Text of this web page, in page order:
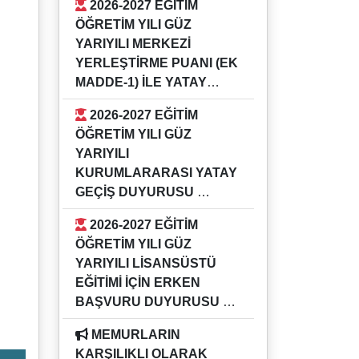
GÜZ YARIYILI KURUMİÇİ YATAY
GEÇİŞ DUYURUSU
ÖĞRETİM YILI GÜZ
YARIYILI MERKEZİ
YERLEŞTİRME PUANI (EK
MADDE-1) İLE YATAY
GEÇİŞ DUYURUSU
16.07.2026
2026-2027 EĞİTİM ÖĞRETİM YILI
GÜZ YARIYILI MERKEZİ
YERLEŞTİRME PUANI (EK
MADDE-1) İLE YATAY GEÇİŞ
DUYURUSU
ÖĞRETİM YILI GÜZ
YARIYILI
KURUMLARARASI YATAY
GEÇİŞ DUYURUSU
16.07.2026
2026-2027 EĞİTİM ÖĞRETİM YILI
GÜZ YARIYILI KURUMLARARASI
YATAY GEÇİŞ DUYURUSU
ÖĞRETİM YILI GÜZ
YARIYILI LİSANSÜSTÜ
EĞİTİMİ İÇİN ERKEN
BAŞVURU DUYURUSU
04.05.2026
Bilgi için ilgili enstitü müdürlükleri
KARŞILIKLI OLARAK